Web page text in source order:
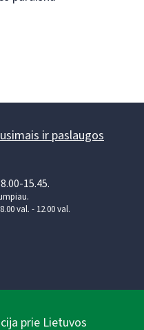
ir paslaugos
15.45.
val. - 12.00 val.
prie Lietuvos